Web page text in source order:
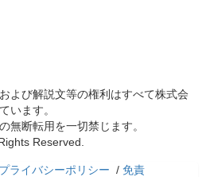
よび解説文等の権利はすべて株式会
います。
無断転用を一切禁じます。
Reserved.
プライバシーポリシー / 免責